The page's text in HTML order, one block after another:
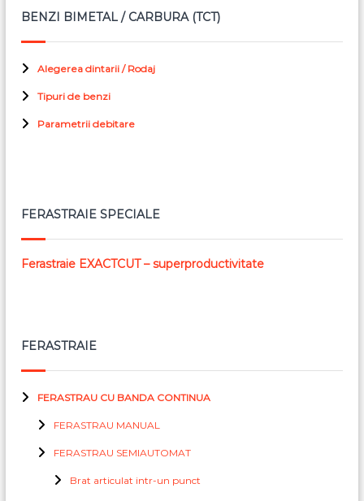
BENZI BIMETAL / CARBURA (TCT)
Alegerea dintarii / Rodaj
Tipuri de benzi
Parametrii debitare
FERASTRAIE SPECIALE
Ferastraie EXACTCUT – superproductivitate
FERASTRAIE
FERASTRAU CU BANDA CONTINUA
FERASTRAU MANUAL
FERASTRAU SEMIAUTOMAT
Brat articulat intr-un punct